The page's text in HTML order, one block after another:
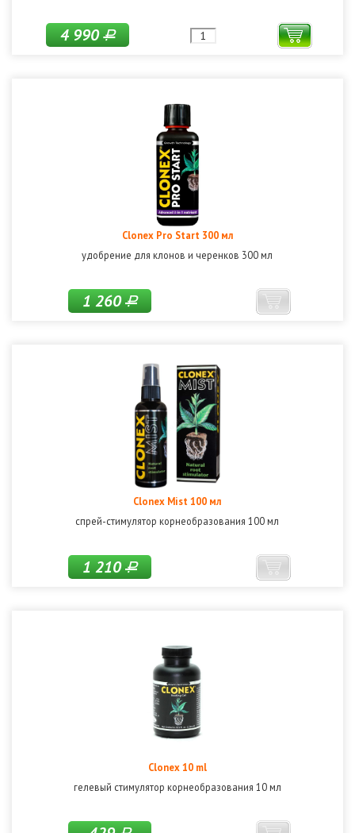
4 990Р
Clonex Pro Start 300 мл
удобрение для клонов и черенков 300 мл
1 260Р
Clonex Mist 100 мл
спрей-стимулятор корнеобразования 100 мл
1 210Р
Clonex 10 ml
гелевый стимулятор корнеобразования 10 мл